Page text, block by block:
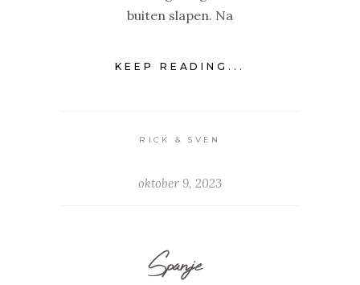
buiten slapen. Na
KEEP READING...
RICK & SVEN
oktober 9, 2023
Spanje